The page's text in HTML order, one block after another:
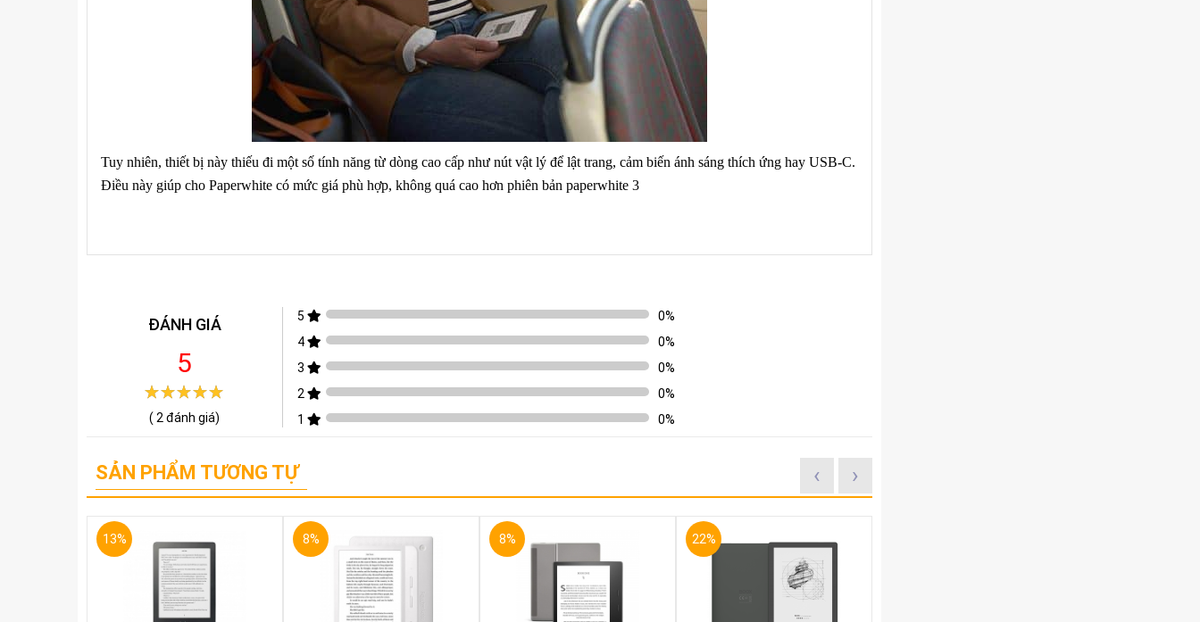
Tuy nhiên, thiết bị này thiếu đi một số tính năng từ dòng cao cấp như nút vật lý để lật trang, cảm biến ánh sáng thích ứng hay USB-C.
Điều này giúp cho Paperwhite có mức giá phù hợp, không quá cao hơn phiên bản paperwhite 3
ĐÁNH GIÁ
5
( 2 đánh giá)
5
0%
4
0%
3
0%
2
0%
1
0%
SẢN PHẨM TƯƠNG TỰ
13% 8% 8% 22%
‹ ›